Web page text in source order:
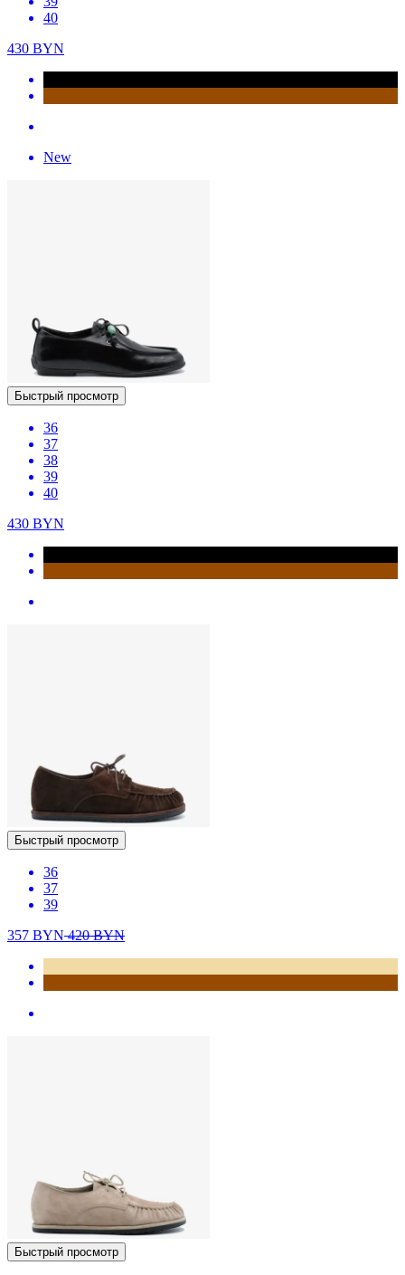
40
430 BYN
New
Быстрый просмотр
36
37
38
39
40
430 BYN
Быстрый просмотр
36
37
39
357 BYN420BYN
Быстрый просмотр